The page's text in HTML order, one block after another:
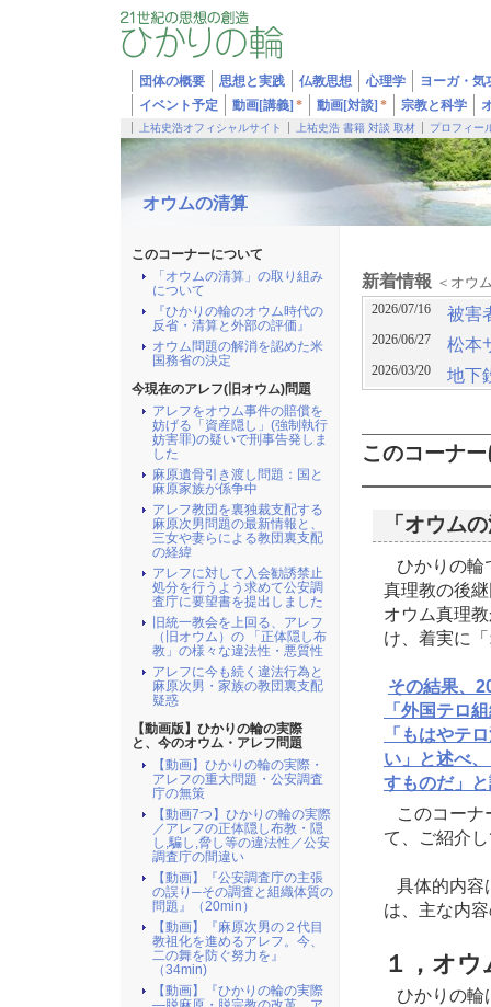
団体の概要 思想と実践 仏教思想 心理学
ヨーガ・気
イベント予定
動画[講義] * 動画[対談] * 宗教と科学
上祐史浩オフィシャルサイト 上祐史浩 書籍 対談 取材 プロフィー
オウムの清算
新着情報 ＜オウ
2026/07/16 被害
2026/06/27 松本
2026/03/20 地下
罪)
2025/07/01 麻原
2025/06/17
アレ
や
2025/04/17
アレ
に要
2025/03/18
【動
無策
2025/03/16
騙し
2025/03/16
旧統
の様
2025/03/16 アレ
2025/03/09
【動
題』
2025/03/09
【動
舞
2025/03/09
【動
2025/03/07
【動
フ
このコーナ
「オウム
ひかりの輪
真理教の後
オウム真理
け、着実に
その結果、
「外国テロ
「もはやテ
い」と述べ
すものだ」
このコーナ
て、ご紹介
具体的内容
は、主な内
１，オ
ひかりの輪
このコーナーについて
「オウムの清算」の取り組み
について
『ひかりの輪のオウム時代の
反省・清算と外部の評価』
オウム問題の解消を認めた米
国務省の決定
今現在のアレフ(旧オウム)問題
アレフをオウム事件の賠償を
妨げる「資産隠し」(強制執行
妨害罪)の疑いで刑事告発しま
した
麻原遺骨引き渡し問題：国と
麻原家族が係争中
アレフ教団を裏独裁支配する
麻原次男問題の最新情報と、
三女や妻らによる教団裏支配
の経緯
アレフに対して入会勧誘禁止
処分を行うよう求めて公安調
査庁に要望書を提出しました
旧統一教会を上回る、アレフ
（旧オウム）の 「正体隠し布
教」の様々な違法性・悪質性
アレフに今も続く違法行為と
麻原次男・家族の教団裏支配
疑惑
【動画版】ひかりの輪の実際
と、今のオウム・アレフ問題
【動画】ひかりの輪の実際・
アレフの重大問題・公安調査
庁の無策
【動画7つ】ひかりの輪の実際
／アレフの正体隠し布教・隠
し,騙し,脅し等の違法性／公安
調査庁の間違い
【動画】『公安調査庁の主張
の誤り─その調査と組織体質の
問題』（20min）
【動画】『麻原次男の２代目
教祖化を進めるアレフ。今、
二の舞を防ぐ努力を』
（34min)
【動画】『ひかりの輪の実際